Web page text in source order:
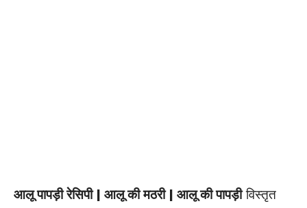
आलू पापड़ी रेसिपी | आलू की मठरी | आलू की पापड़ीविस्तृत